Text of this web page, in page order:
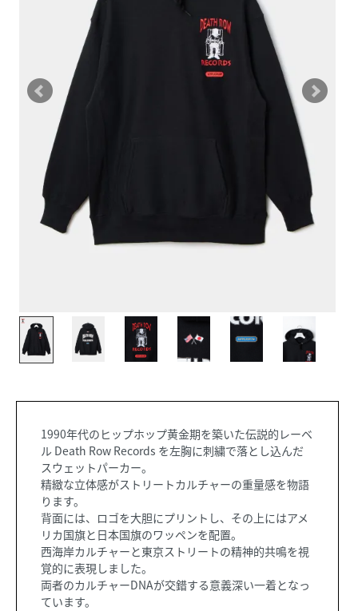
1990年代のヒップホップ黄金期を築いた伝説的レーベ
ル Death Row Records を左胸に刺繍で落とし込んだ
スウェットパーカー。
精緻な立体感がストリートカルチャーの重量感を物語
ります。
背面には、ロゴを大胆にプリントし、その上にはアメ
リカ国旗と日本国旗のワッペンを配置。
西海岸カルチャーと東京ストリートの精神的共鳴を視
覚的に表現しました。
両者のカルチャーDNAが交錯する意義深い一着となっ
ています。